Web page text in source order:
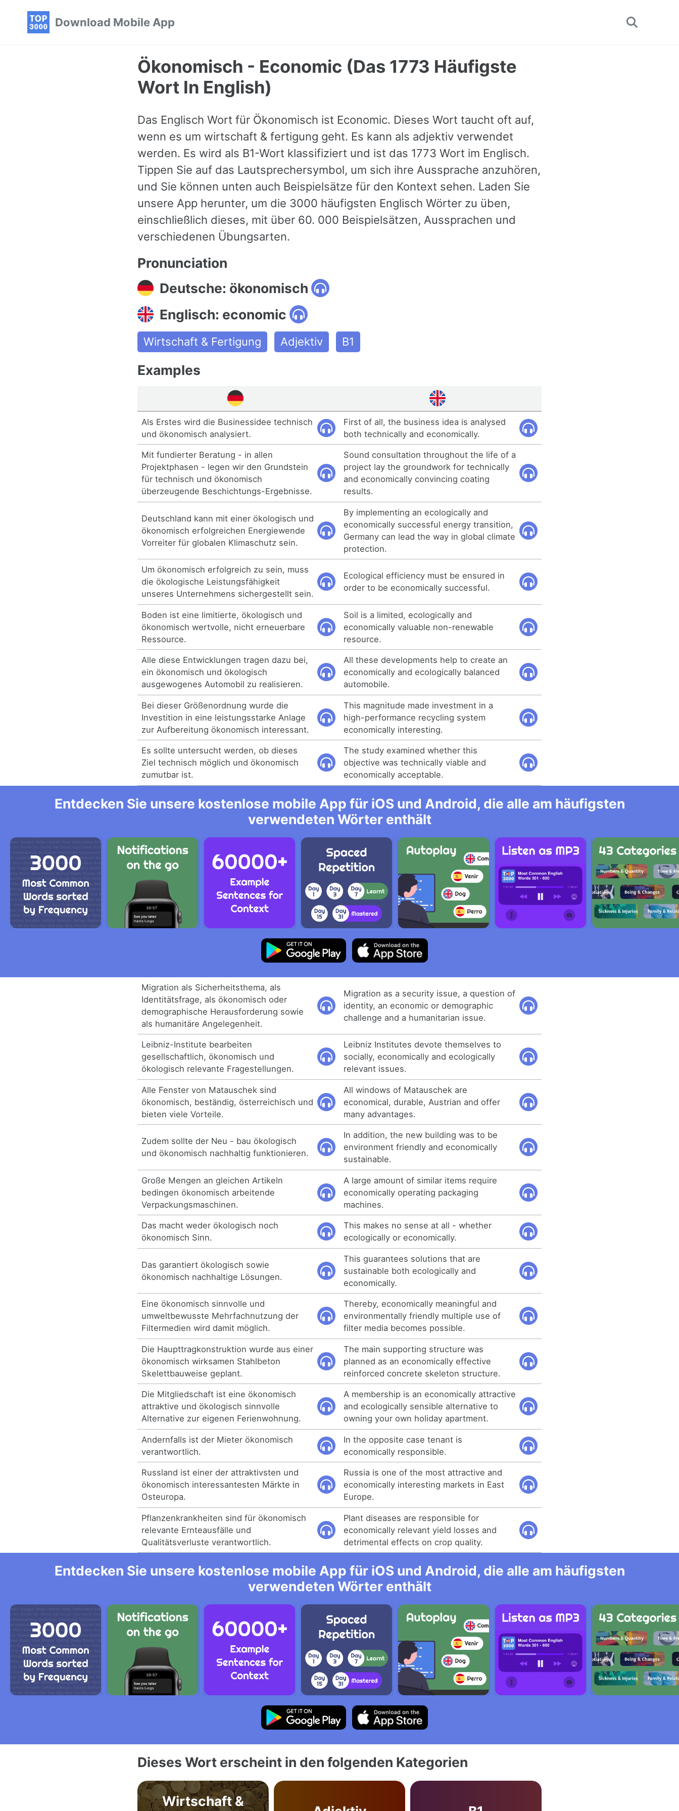
Download Mobile App
Toggle
Ökonomisch - Economic (Das 1773 Häufigste
Wort In English)
Das Englisch Wort für Ökonomisch ist Economic. Dieses Wort taucht oft auf,
wenn es um wirtschaft & fertigung geht. Es kann als adjektiv verwendet
werden. Es wird als B1-Wort klassifiziert und ist das 1773 Wort im Englisch.
Tippen Sie auf das Lautsprechersymbol, um sich ihre Aussprache anzuhören,
und Sie können unten auch Beispielsätze für den Kontext sehen. Laden Sie
unsere App herunter, um die 3000 häufigsten Englisch Wörter zu üben,
einschließlich dieses, mit über 60. 000 Beispielsätzen, Aussprachen und
verschiedenen Übungsarten.
Pronunciation
Deutsche: ökonomisch
Englisch: economic
Wirtschaft & Fertigung Adjektiv B1
Examples
Als Erstes wird die Businessidee technisch
und ökonomisch analysiert.
First of all, the business idea is analysed
both technically and economically.
Mit fundierter Beratung - in allen
Projektphasen - legen wir den Grundstein
für technisch und ökonomisch
überzeugende Beschichtungs-Ergebnisse.
Sound consultation throughout the life of a
project lay the groundwork for technically
and economically convincing coating
results.
Deutschland kann mit einer ökologisch und
ökonomisch erfolgreichen Energiewende
Vorreiter für globalen Klimaschutz sein.
By implementing an ecologically and
economically successful energy transition,
Germany can lead the way in global climate
protection.
Um ökonomisch erfolgreich zu sein, muss
die ökologische Leistungsfähigkeit
unseres Unternehmens sichergestellt sein.
Ecological efficiency must be ensured in
order to be economically successful.
Boden ist eine limitierte, ökologisch und
ökonomisch wertvolle, nicht erneuerbare
Ressource.
Soil is a limited, ecologically and
economically valuable non-renewable
resource.
Alle diese Entwicklungen tragen dazu bei,
ein ökonomisch und ökologisch
ausgewogenes Automobil zu realisieren.
All these developments help to create an
economically and ecologically balanced
automobile.
Bei dieser Größenordnung wurde die
Investition in eine leistungsstarke Anlage
zur Aufbereitung ökonomisch interessant.
This magnitude made investment in a
high-performance recycling system
economically interesting.
Es sollte untersucht werden, ob dieses
Ziel technisch möglich und ökonomisch
zumutbar ist.
The study examined whether this
objective was technically viable and
economically acceptable.
Entdecken Sie unsere kostenlose mobile App für iOS und Android, die alle am häufigsten
verwendeten Wörter enthält
Migration als Sicherheitsthema, als
Identitätsfrage, als ökonomisch oder
demographische Herausforderung sowie
als humanitäre Angelegenheit.
Migration as a security issue, a question of
identity, an economic or demographic
challenge and a humanitarian issue.
Leibniz-Institute bearbeiten
gesellschaftlich, ökonomisch und
ökologisch relevante Fragestellungen.
Leibniz Institutes devote themselves to
socially, economically and ecologically
relevant issues.
Alle Fenster von Matauschek sind
ökonomisch, beständig, österreichisch und
bieten viele Vorteile.
All windows of Matauschek are
economical, durable, Austrian and offer
many advantages.
Zudem sollte der Neu - bau ökologisch
und ökonomisch nachhaltig funktionieren.
In addition, the new building was to be
environment friendly and economically
sustainable.
Große Mengen an gleichen Artikeln
bedingen ökonomisch arbeitende
Verpackungsmaschinen.
A large amount of similar items require
economically operating packaging
machines.
Das macht weder ökologisch noch
ökonomisch Sinn.
This makes no sense at all - whether
ecologically or economically.
Das garantiert ökologisch sowie
ökonomisch nachhaltige Lösungen.
This guarantees solutions that are
sustainable both ecologically and
economically.
Eine ökonomisch sinnvolle und
umweltbewusste Mehrfachnutzung der
Filtermedien wird damit möglich.
Thereby, economically meaningful and
environmentally friendly multiple use of
filter media becomes possible.
Die Haupttragkonstruktion wurde aus einer
ökonomisch wirksamen Stahlbeton
Skelettbauweise geplant.
The main supporting structure was
planned as an economically effective
reinforced concrete skeleton structure.
Die Mitgliedschaft ist eine ökonomisch
attraktive und ökologisch sinnvolle
Alternative zur eigenen Ferienwohnung.
A membership is an economically attractive
and ecologically sensible alternative to
owning your own holiday apartment.
Andernfalls ist der Mieter ökonomisch
verantwortlich.
In the opposite case tenant is
economically responsible.
Russland ist einer der attraktivsten und
ökonomisch interessantesten Märkte in
Osteuropa.
Russia is one of the most attractive and
economically interesting markets in East
Europe.
Pflanzenkrankheiten sind für ökonomisch
relevante Ernteausfälle und
Qualitätsverluste verantwortlich.
Plant diseases are responsible for
economically relevant yield losses and
detrimental effects on crop quality.
Entdecken Sie unsere kostenlose mobile App für iOS und Android, die alle am häufigsten
verwendeten Wörter enthält
Dieses Wort erscheint in den folgenden Kategorien
Wirtschaft &